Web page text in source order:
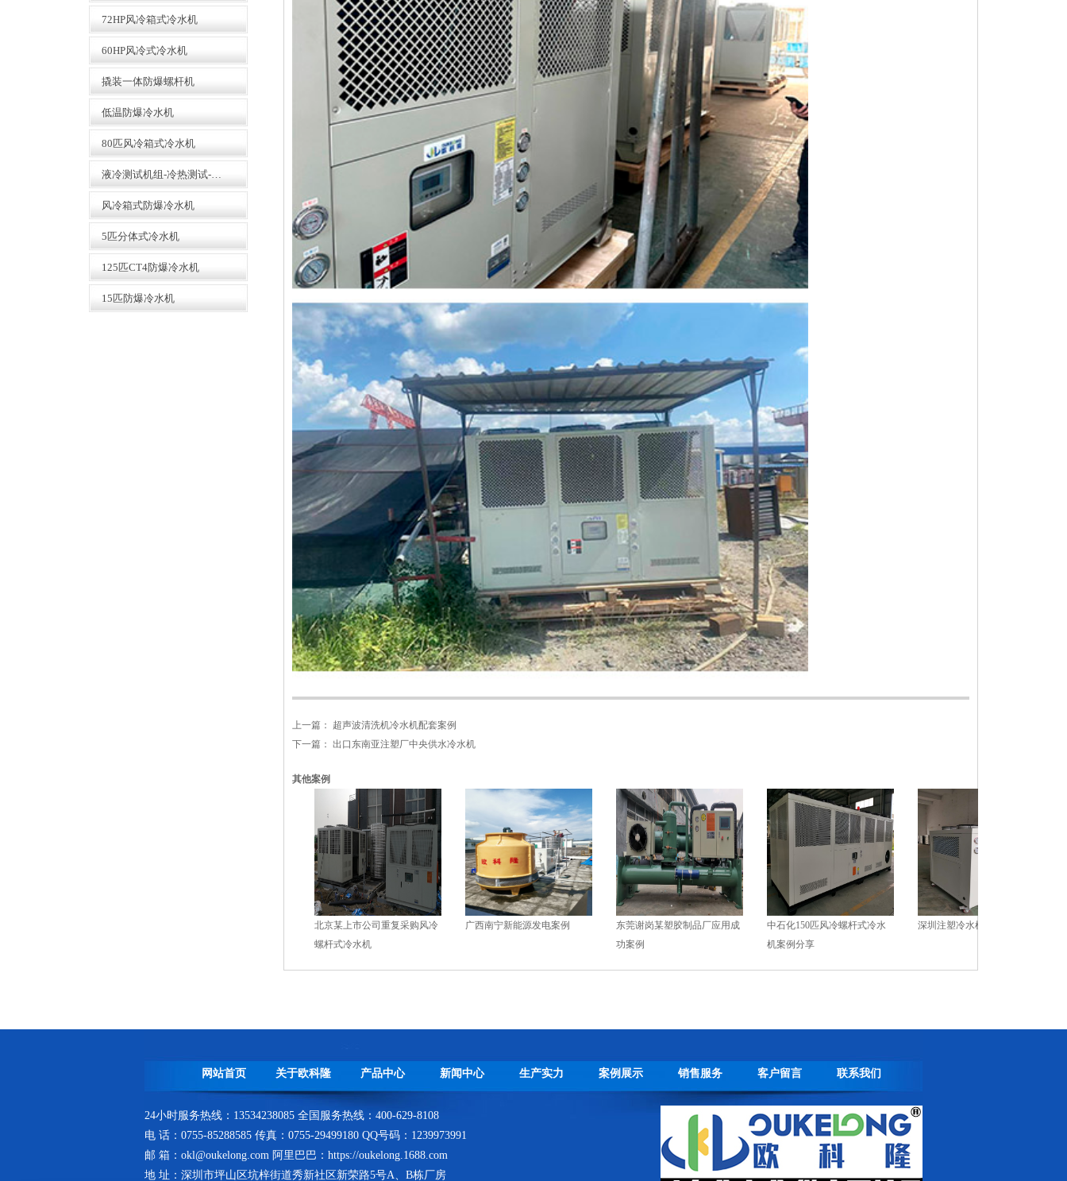
模温机
仓库一角--紫铜管库房
72HP风冷箱式冷水机
60HP风冷式冷水机
撬装一体防爆螺杆机
低温防爆冷水机
80匹风冷箱式冷水机
液冷测试机组-冷热测试-精密恒温恒压恒流
风冷箱式防爆冷水机
5匹分体式冷水机
125匹CT4防爆冷水机
15匹防爆冷水机
上一篇： 超声波清洗机冷水机配套案例
下一篇： 出口东南亚注塑厂中央供水冷水机
其他案例
北京某上市公司重复采购风冷
螺杆式冷水机
广西南宁新能源发电案例
东莞谢岗某塑胶制品厂应用成
功案例
中石化150匹风冷螺杆式冷水
机案例分享
深圳注塑冷水机实例
网站首页 关于欧科隆 产品中心 新闻中心 生产实力 案例展示 销售服务 客户留言 联系我们
24小时服务热线：13534238085 全国服务热线：400-629-8108
电 话：0755-85288585 传真：0755-29499180 QQ号码：1239973991
邮 箱：okl@oukelong.com 阿里巴巴：https://oukelong.1688.com
地 址：深圳市坪山区坑梓街道秀新社区新荣路5号A、B栋厂房